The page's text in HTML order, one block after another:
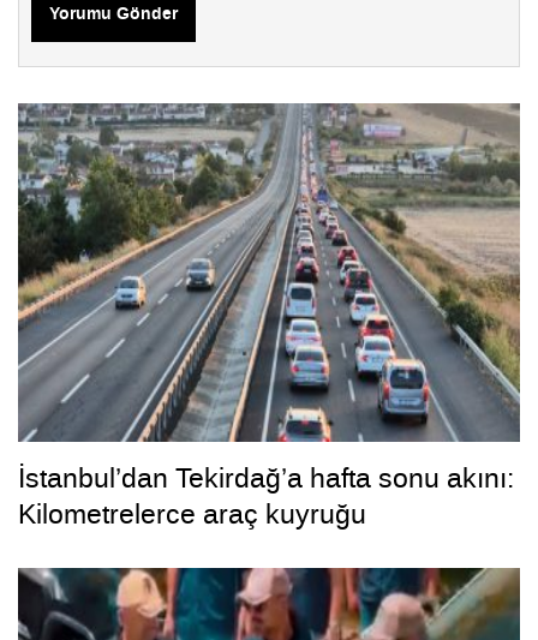
Yorumu Gönder
İstanbul’dan Tekirdağ’a hafta sonu akını:
Kilometrelerce araç kuyruğu